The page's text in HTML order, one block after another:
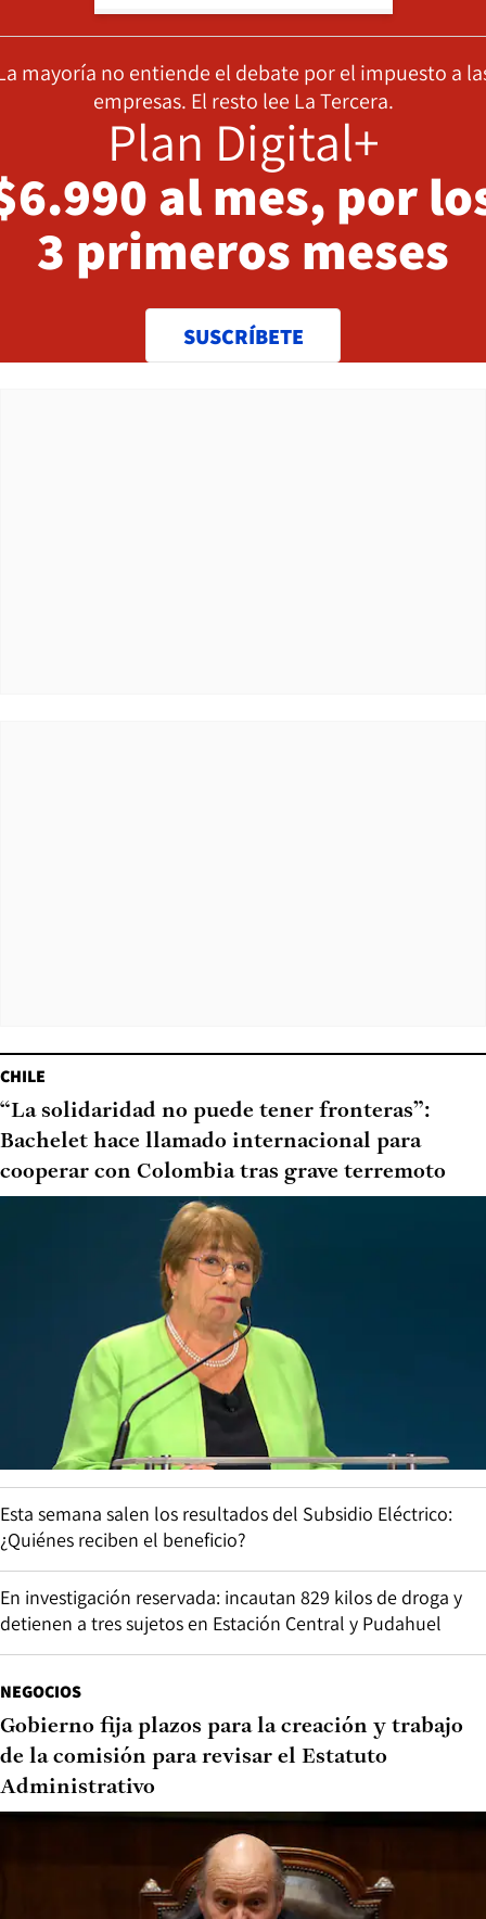
mayoría no entiende el debate por el impuesto a
empresas. El resto lee La Tercera.
Plan Digital+
al mes, por
3 primeros meses
SUSCRÍBETE
CHILE
“La solidaridad no puede tener fronteras”:
Bachelet hace llamado internacional para
cooperar con Colombia tras grave terremoto
Esta semana salen los resultados del Subsidio Eléctrico:
¿Quiénes reciben el beneficio?
En investigación reservada: incautan 829 kilos de droga y
detienen a tres sujetos en Estación Central y Pudahuel
NEGOCIOS
Gobierno fija plazos para la creación y trabajo
de la comisión para revisar el Estatuto
Administrativo